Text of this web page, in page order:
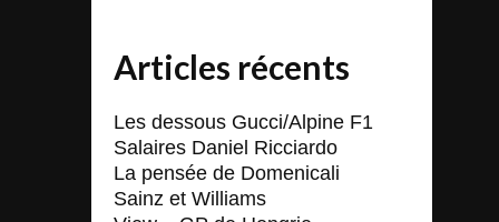
Articles récents
Les dessous Gucci/Alpine F1
Salaires Daniel Ricciardo
La pensée de Domenicali
Sainz et Williams